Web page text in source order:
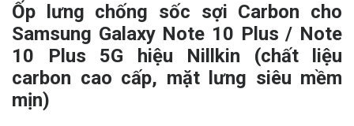
Ốp lưng chống sốc sợi Carbon cho
Samsung Galaxy Note 10 Plus / Note
10 Plus 5G hiệu Nillkin (chất liệu
carbon cao cấp, mặt lưng siêu mềm
mịn)